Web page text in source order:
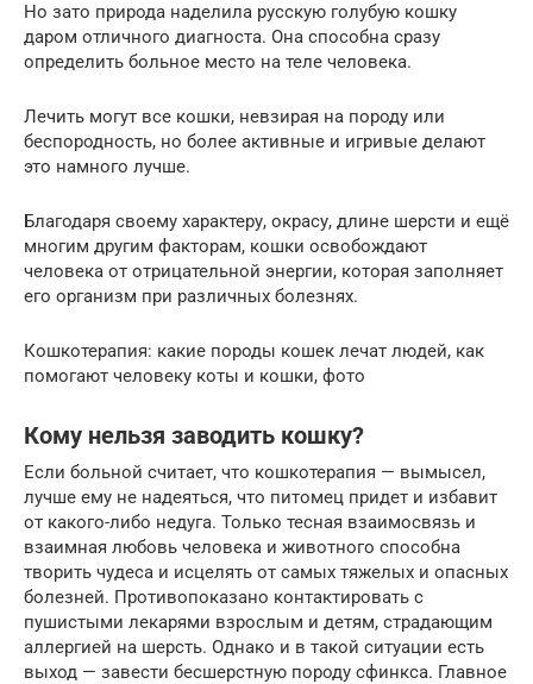
Но зато природа наделила русскую голубую кошку
даром отличного диагноста. Она способна сразу
определить больное место на теле человека.
Лечить могут все кошки, невзирая на породу или
беспородность, но более активные и игривые делают
это намного лучше.
Благодаря своему характеру, окрасу, длине шерсти и ещё
многим другим факторам, кошки освобождают
человека от отрицательной энергии, которая заполняет
его организм при различных болезнях.
Кошкотерапия: какие породы кошек лечат людей, как
помогают человеку коты и кошки, фото
Кому нельзя заводить кошку?
Если больной считает, что кошкотерапия — вымысел,
лучше ему не надеяться, что питомец придет и избавит
от какого-либо недуга. Только тесная взаимосвязь и
взаимная любовь человека и животного способна
творить чудеса и исцелять от самых тяжелых и опасных
болезней. Противопоказано контактировать с
пушистыми лекарями взрослым и детям, страдающим
аллергией на шерсть. Однако и в такой ситуации есть
выход — завести бесшерстную породу сфинкса. Главное